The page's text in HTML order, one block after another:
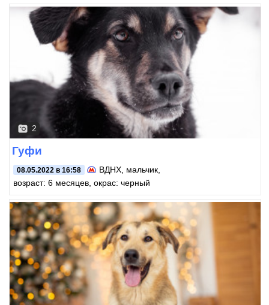
2
Гуфи
08.05.2022 в 16:58 ВДНХ, мальчик,
возраст: 6 месяцев, окрас: черный